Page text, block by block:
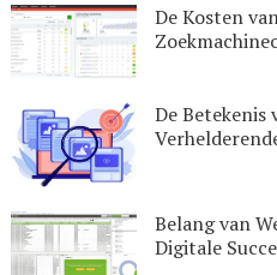
De Kosten
De Betekenis
Belang van
Digitale